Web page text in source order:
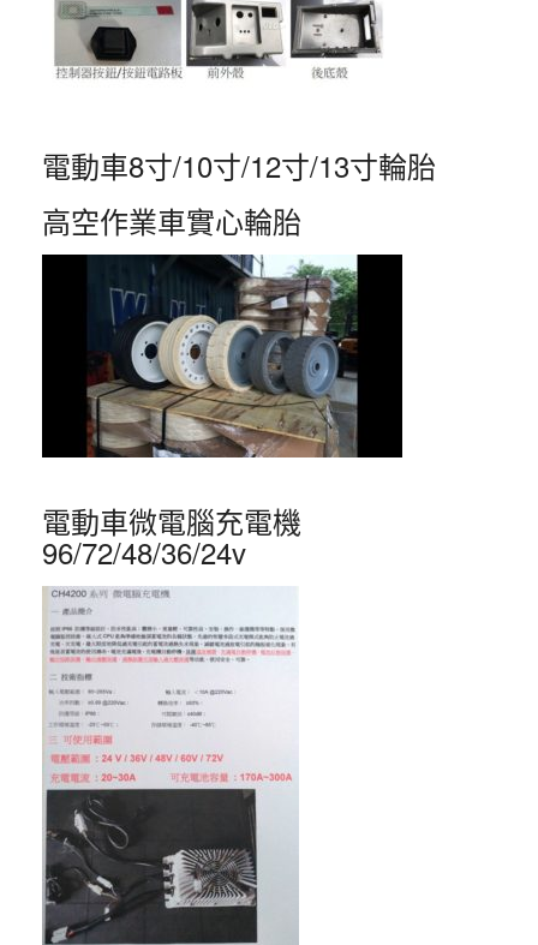
電動車8寸/10寸/12寸/13寸輪胎
高空作業車實心輪胎
電動車微電腦充電機
96/72/48/36/24v